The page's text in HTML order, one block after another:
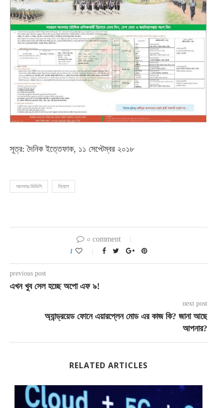
সূত্র: দৈনিক ইত্তেফাক, ১১ সেপ্টেম্বর ২০১৮
আনসার-ভিডিপি নিয়োগ
০ comment
1
previous post
এখন খুব সেল হচ্ছে অপো এফ ৯!
next post
অ্যান্ড্রয়েড ফোনে এয়ারপ্লেন মোড এর কাজ কি? জানা আছে
আপনার?
RELATED ARTICLES